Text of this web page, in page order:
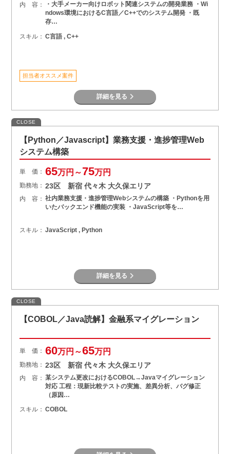
内 容：
・大手メーカー向けロボット関連システムの開発業務 ・Wi
ndows環境におけるC言語／C++でのシステム開発 ・既
存…
スキル： C言語 , C++
担当者オススメ案件
詳細を見る
CLOSE
【Python／Javascript】業務支援・進捗管理Web
システム構築
単 価： 65万円～75万円
勤務地： 23区 新宿 代々木 大久保エリア
内 容： 社内業務支援・進捗管理Webシステムの構築 ・Pythonを用
いたバックエンド機能の実装 ・JavaScript等を…
スキル： JavaScript , Python
詳細を見る
CLOSE
【COBOL／Java読解】金融系マイグレーション
単 価： 60万円～65万円
勤務地： 23区 新宿 代々木 大久保エリア
内 容： 某システム更改におけるCOBOL→Javaマイグレーション
対応 工程：現新比較テストの実施、差異分析、バグ修正
（原因…
スキル： COBOL